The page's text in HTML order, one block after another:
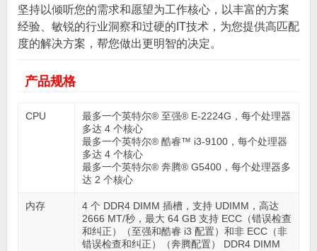
坚持以倾听您的需求和愿望为工作核心，以丰富的方案
经验、敏锐的行业洞察和过硬的IT技术，为您提供高匹配
度的解决方案，帮您做出更明智的决定。
产品规格
CPU
最多一个英特尔® 至强® E-2224G，每个处理器
多达 4 个核心
最多一个英特尔® 酷睿™ i3-9100，每个处理器
多达 4 个核心
最多一个英特尔® 奔腾® G5400，每个处理器多
达 2 个核心
内存
4 个 DDR4 DIMM 插槽，支持 UDIMM，高达
2666 MT/秒，最大 64 GB 支持 ECC（错误检查
和纠正）（至强和酷睿 i3 配置）和非 ECC（非
错误检查和纠正）（奔腾配置） DDR4 DIMM